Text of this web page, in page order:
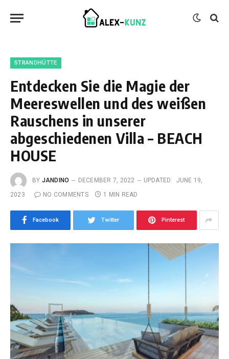
STRANDHÜTTE
Entdecken Sie die Magie der
Meereswellen und des weißen
Rauschens in unserer
abgeschiedenen Villa – BEACH
HOUSE
BY JANDINO DECEMBER 7, 2022 UPDATED:
JUNE 19,
2023
NO COMMENTS 1 MIN READ
Facebook Twitter Pinterest